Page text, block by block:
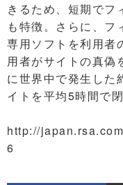
きるため、短期でフ
も特徴。さらに、フ
専用ソフトを利用者
用者がサイトの真偽
に世界中で発生した
イトを平均5時間で
http://
6